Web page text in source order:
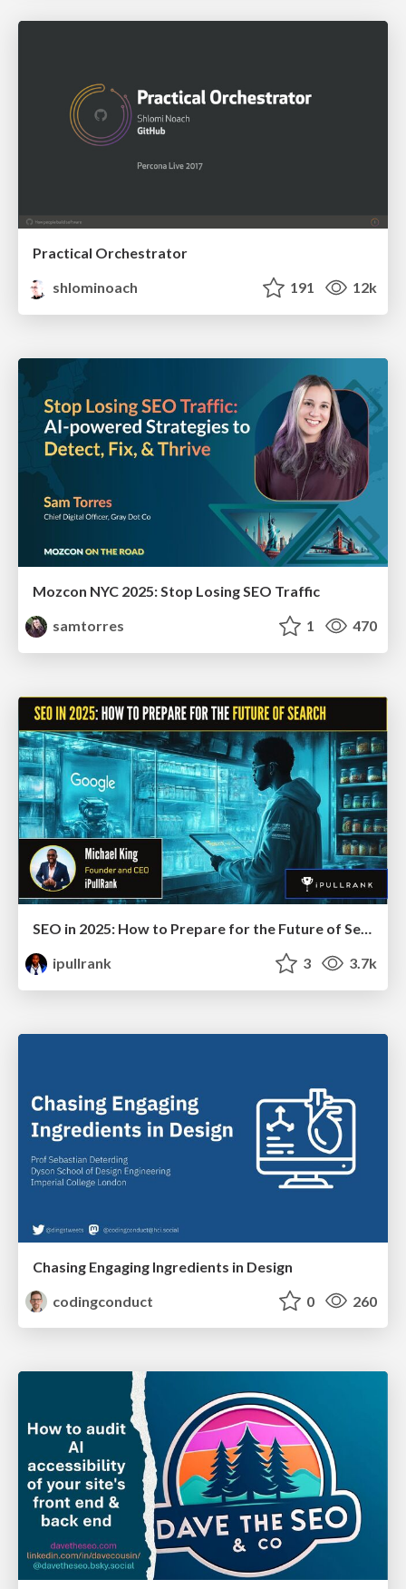
Practical Orchestrator
shlominoach
191 12k
Mozcon NYC 2025: Stop Losing SEO Traffic
samtorres
1 470
SEO in 2025: How to Prepare for the Future of Search
ipullrank
3 3.7k
Chasing Engaging Ingredients in Design
codingconduct
0 260